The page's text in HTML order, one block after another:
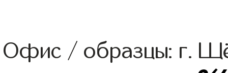
Офис / образцы: г.